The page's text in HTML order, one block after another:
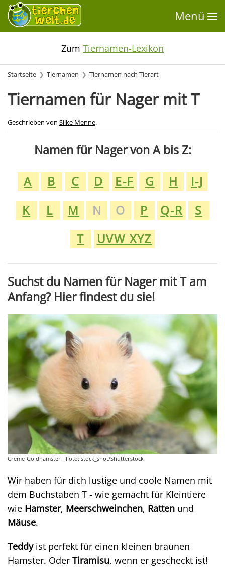
Menü
Zum Tiernamen-Lexikon
Startseite Tiernamen Tiernamen nach Tierart
Tiernamen für Nager mit T
Geschrieben von Silke Menne.
Namen für Nager von A bis Z:
A
B C D E-F G H
I-J
K
L M N O P Q-R
S
T
UVW XYZ
Suchst du Namen für Nager mit T am
Anfang? Hier findest du sie!
Creme-Goldhamster - Foto: stock_shot/Shutterstock
Wir haben für dich lustige und coole Namen mit
dem Buchstaben T - wie gemacht für Kleintiere
wie Hamster, Meerschweinchen, Ratten und
Mäuse.
Teddyist perfekt für einen kleinen braunen
Hamster. Oder Tiramisu, wenn er gescheckt ist!